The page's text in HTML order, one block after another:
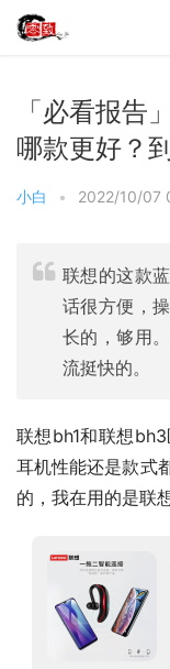
「必看报告
哪款更好？
小白 • 2022/10/07
联想的这款
话很方便，
长的，够用
流挺快的。
联想bh1和联想
耳机性能还是款式
的，我在用的是联